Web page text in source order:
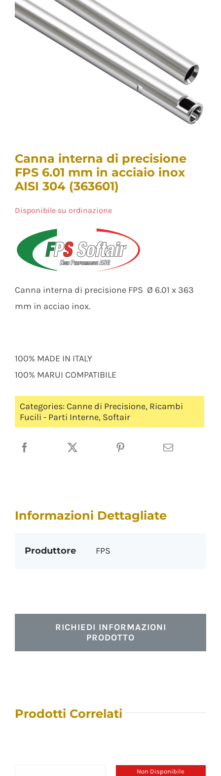
Canna interna di precisione
FPS 6.01 mm in acciaio inox
AISI 304 (363601)
Disponibile su ordinazione
Canna interna di precisione FPS Ø 6.01 x 363
mm in acciao inox.
100% MADE IN ITALY
100% MARUI COMPATIBILE
Categories: Canne di Precisione, Ricambi
Fucili - Parti Interne, Softair
Informazioni Dettagliate
Produttore FPS
RICHIEDI INFORMAZIONI
PRODOTTO
Prodotti Correlati
Non Disponibile